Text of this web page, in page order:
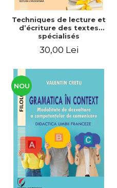
Techniques de lecture et
d’écriture des textes
spécialisés
30,00 Lei
NOU